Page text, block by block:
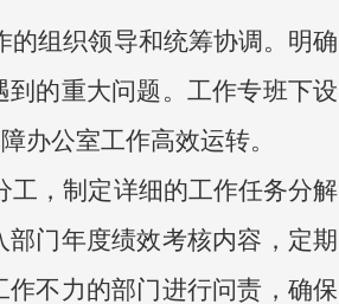
的组织领导和统筹协调。明确
的重大问题。工作专班下设
办公室工作高效运转。
工，制定详细的工作任务分解
门年度绩效考核内容，定期
不力的部门进行问责，确保